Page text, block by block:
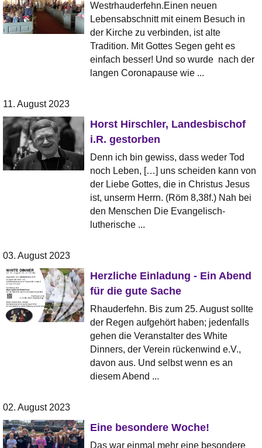
Westrhauderfehn.Einen neuen
Lebensabschnitt mit einem Besuch in
der Kirche zu verbinden, ist alte
Tradition. Mit Gottes Segen geht es
einfach besser! Und so wurde nach der
langen Coronapause wie ...
11. August 2023
Horst Hirschler, Landesbischof
i.R. gestorben
Denn ich bin gewiss, dass weder Tod
noch Leben, […] uns scheiden kann von
der Liebe Gottes, die in Christus Jesus
ist, unserm Herrn. (Röm 8,38f.) Nah bei
den Menschen Die Evangelisch-
lutherische ...
03. August 2023
Herzliche Einladung - Ein Abend
für die gute Sache
Rhauderfehn. Bis zum 25. August sollte
der Regen aufgehört haben; jedenfalls
gehen die Veranstalter des White
Dinners, der Verein rückenwind e.V.,
davon aus. Und selbst wenn es an
diesem Abend ...
02. August 2023
Eine besondere Woche!
Das war einmal mehr eine besondere